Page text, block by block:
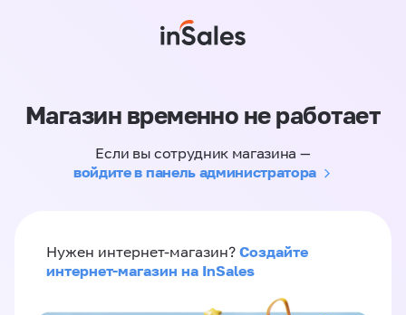
Магазин временно не работает
Если вы сотрудник магазина —
войдите в панель администратора
Нужен интернет-магазин? Создайте
интернет-магазин на InSales